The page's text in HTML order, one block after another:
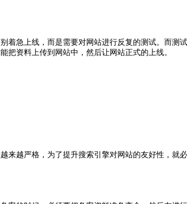
着急上线，而是需要对网站进行反复的测试。而
把资料上传到网站中，然后让网站正式的上线。
来越严格，为了提升搜索引擎对网站的友好性，就